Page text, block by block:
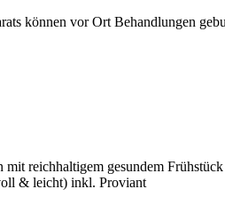
können vor Ort Behandlungen
reichhaltigem gesundem
& leicht) inkl. Proviant